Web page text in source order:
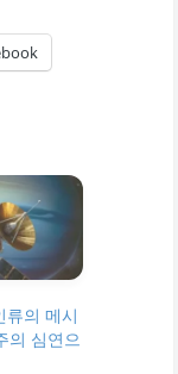
류의 메시
의 심연으